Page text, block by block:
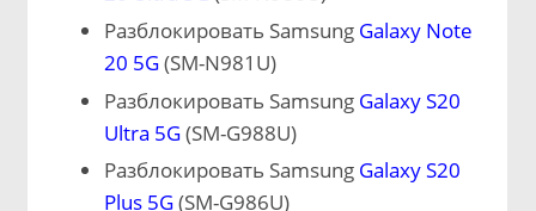
Разблокировать Samsung Galaxy Note
20 5G(SM-N981U)
Разблокировать Samsung Galaxy S20
Ultra 5G(SM-G988U)
Разблокировать Samsung Galaxy S20
Plus 5G(SM-G986U)